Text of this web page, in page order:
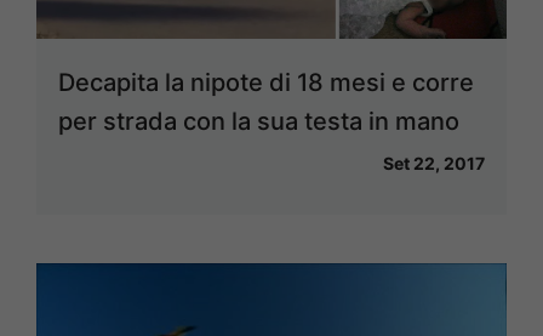
Decapita la nipote di 18 mesi e corre
per strada con la sua testa in mano
Set 22, 2017